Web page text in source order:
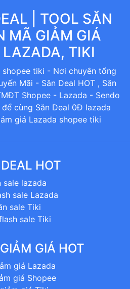
| TOOL SĂN
MÃ GIẢM GIÁ
LAZADA, TIKI
shopee tiki - Nơi chuyên tổng
Mãi - Săn Deal HOT , Săn
Shopee - Lazada - Sendo
cùng Săn Deal 0Đ lazada
giá Lazada shopee tiki
HOT
sale lazada
sale Lazada
sale Tiki
sale Tiki
GIÁ HOT
giá Lazada
giá Shopee